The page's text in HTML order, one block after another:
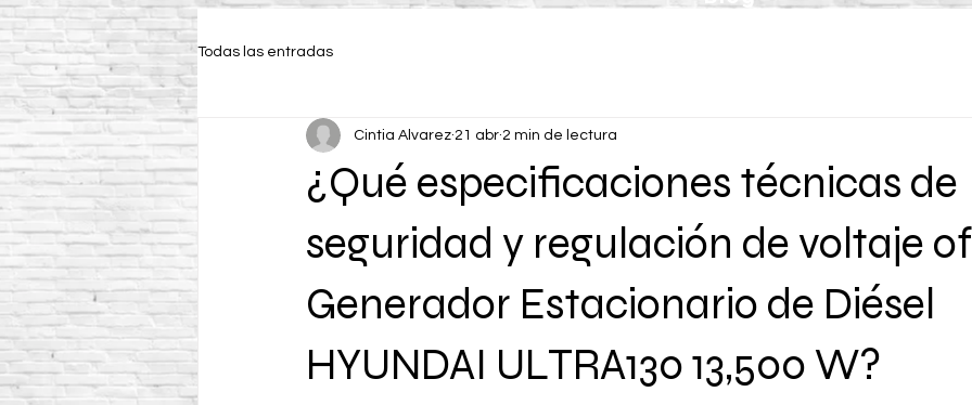
Todas las entradas
¿Qué especificaciones técnicas de
seguridad y regulación de voltaje
Generador Estacionario de Diésel
HYUNDAI ULTRA130 13,500 W?
Cintia Alvarez 21 abr 2 min de lectura